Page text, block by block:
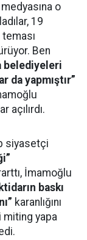
o
19
teması
Ben
belediyeleri
da yapmıştır”
açılırdı.
siyasetçi
İmamoğlu
baskı
karanlığını
miting yapa